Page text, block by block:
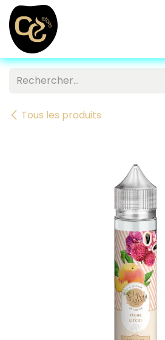
Se rendre au contenu
Tous les produits